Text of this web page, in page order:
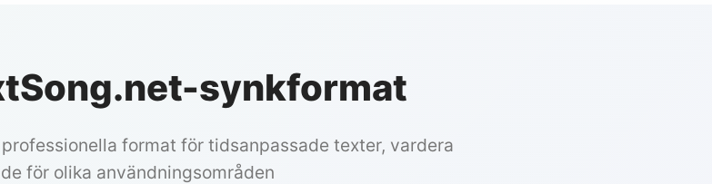
synkformat
format för tidsanpassade texter, vardera
för olika användningsområden